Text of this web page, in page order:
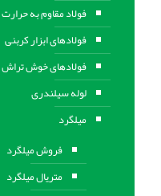
فولاد مقاوم به حرارت
فولادهای ابزار کربنی
فولادهای خوش تراش
لوله سیلندری
میلگرد
فروش میلگرد
متریال میلگرد